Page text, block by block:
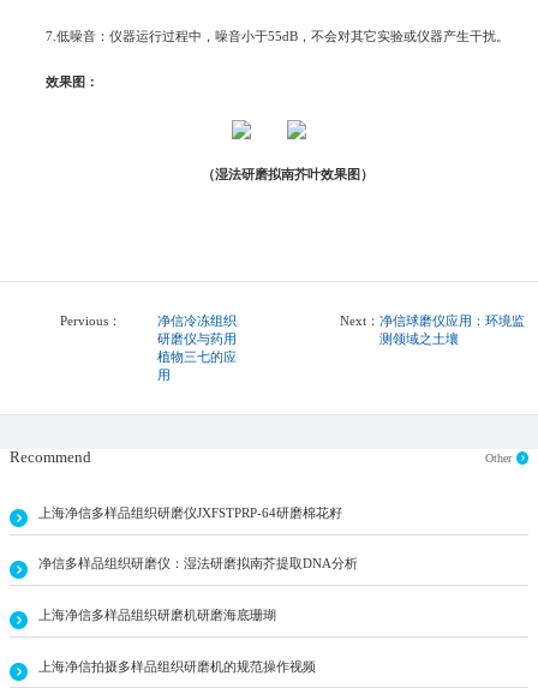
7.低噪音：仪器运行过程中，噪音小于55dB，不会对其它实验或仪器产生干扰。
效果图：
（湿法研磨拟南芥叶效果图）
Pervious：
净信冷冻组织
研磨仪与药用
植物三七的应
用
Next：净信球磨仪应用：环境监
测领域之土壤
Recommend Other
上海净信多样品组织研磨仪JXFSTPRP-64研磨棉花籽
净信多样品组织研磨仪：湿法研磨拟南芥提取DNA分析
上海净信多样品组织研磨机研磨海底珊瑚
上海净信拍摄多样品组织研磨机的规范操作视频